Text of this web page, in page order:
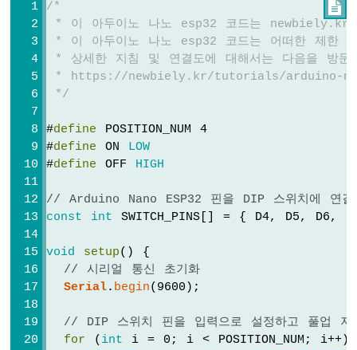
ESP32
LED

/*
* 이 아두이노 나노 esp32 코드는 newbiely.kr
* 이 아두이노 나노 esp32 코드는 어떠한 제한
* 상세한 지침 및 연결도에 대해서는 다음을 방문
* https://newbiely.kr/tutorials/arduino-
*/
#define POSITION_NUM 4
#define ON LOW
#define OFF HIGH
// Arduino Nano ESP32 핀을 DIP 스위치에 연결
const
int SWITCH_PINS[] = { D4, D5, D6,
void setup() {
// 시리얼 통신 초기화
Serial. begin(9600);
// DIP 스위치 핀을 입력으로 설정하고 풀업 저
for ( int i = 0; i < POSITION_NUM; i++)